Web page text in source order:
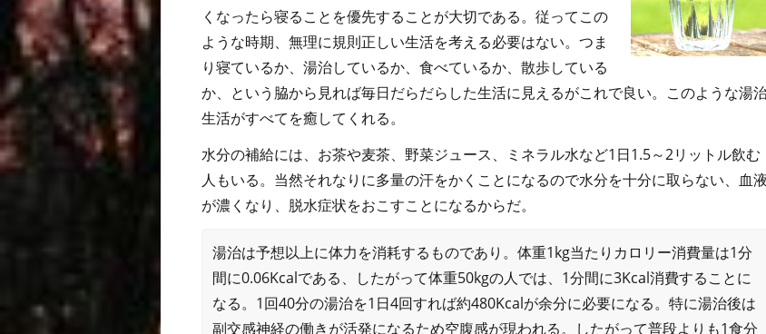
くなったら寝ることを優先することが大切である。従ってこの
ような時期、無理に規則正しい生活を考える必要はない。つま
り寝ているか、湯治しているか、食べているか、散歩している
か、という脇から見れば毎日だらだらした生活に見えるがこれで良い。このような湯
生活がすべてを癒してくれる。
水分の補給には、お茶や麦茶、野菜ジュース、ミネラル水など1日1.5～2リットル飲む
人もいる。当然それなりに多量の汗をかくことになるので水分を十分に取らない、血液
が濃くなり、脱水症状をおこすことになるからだ。
湯治は予想以上に体力を消耗するものであり。体重1kg当たりカロリー消費量は1分
間に0.06Kcalである、したがって体重50kgの人では、1分間に3Kcal消費することに
なる。1回40分の湯治を1日4回すれば約480Kcalが余分に必要になる。特に湯治後は
副交感神経の働きが活発になるため空腹感が現われる。したがって普段よりも1食分